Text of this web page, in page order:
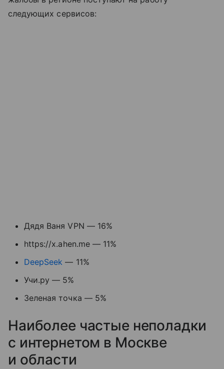
следующих сервисов:
Дядя Ваня VPN — 16%
https://x.ahen.me — 11%
DeepSeek — 11%
Учи.ру — 5%
Зеленая точка — 5%
Наиболее частые неполадки
с интернетом в Москве
и области